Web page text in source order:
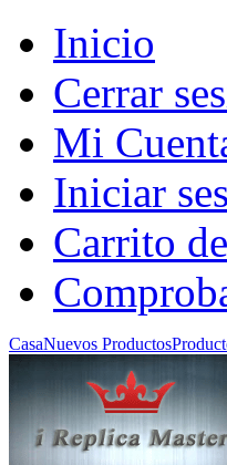
Inicio
Cerrar
Mi
Iniciar
Carrito
CasaNuevos Productos